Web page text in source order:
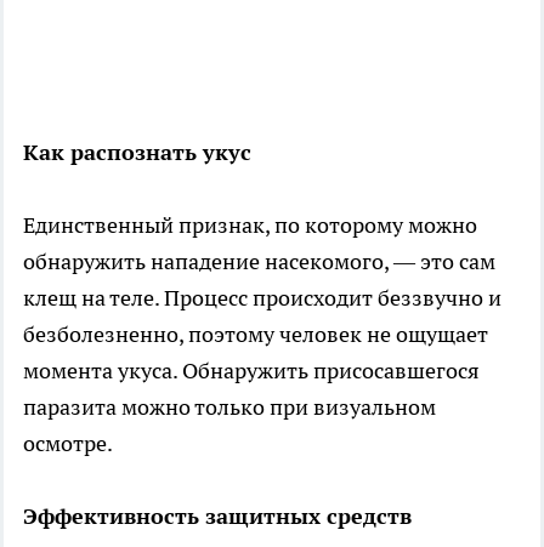
Как распознать укус
Единственный признак, по которому можно
обнаружить нападение насекомого, — это сам
клещ на теле. Процесс происходит беззвучно и
безболезненно, поэтому человек не ощущает
момента укуса. Обнаружить присосавшегося
паразита можно только при визуальном
осмотре.
Эффективность защитных средств